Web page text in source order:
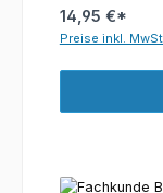
14,95 €*
Preise inkl.